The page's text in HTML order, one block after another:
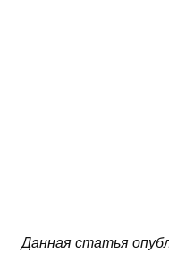
Данная статья